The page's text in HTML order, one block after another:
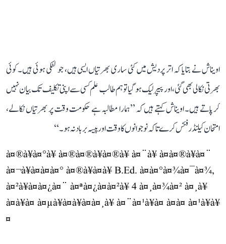
اویناش نے بتایا کہ اتر پردیش میں کئی ساری بھرتیاں ایسی ہیں، جو لٹکی ہوئی ہیں۔ کوئی
بھرتی نکالی بھی گئی، اور پیپر لیک ہو گیا تو ہم طالب علم کسی سے اپنی تکلیف تک بیان نہیں
کر پاتے ہیں۔ اویناش کہتے ہیں کہ ’’ہمارا مطالبہ ہے حکومت وقت پر بھرتیاں نکالے،
امتحان کیلنڈر فکس کرے تاکہ نوجوانوں کا وقت اور پیسہ برباد نہ ہو۔‘‘
à¤®à¥à¤°à¥ à¤®à¤®à¥à¤®à¥ à¤¨à¥ à¤à¤®à¥à¤¨
à¤¬à¥à¤à¤à¤° à¤®à¥à¤à¥ B.Ed. à¤à¤°à¤¾à¤¯à¤¾,
à¤²à¥à¤à¤¿à¤¨ à¤ªà¤¿à¤à¤²à¥ 4 à¤¸à¤¾à¤² à¤¸à¥
à¤à¥à¤ à¤µà¥à¤à¥à¤à¤¸à¥ à¤¨à¤¹à¥à¤ à¤à¤ à¤¹à¥à¥
¤